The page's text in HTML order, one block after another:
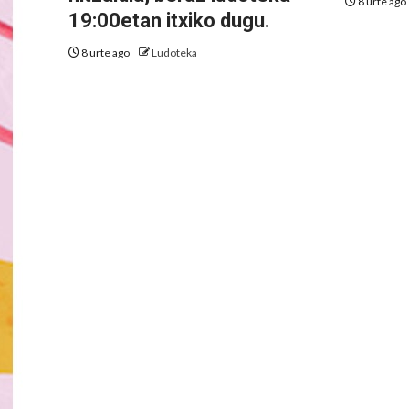
19:00etan itxiko dugu.
8 urte ago Ludoteka